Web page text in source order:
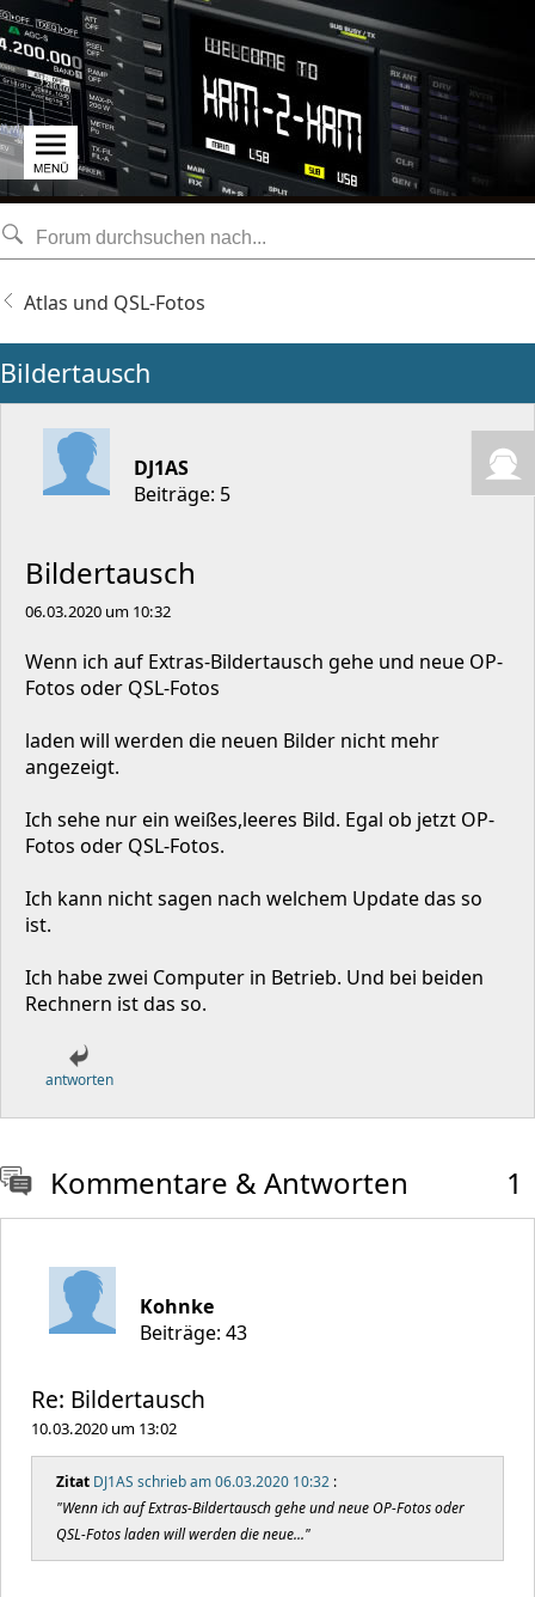
Atlas und QSL-Fotos
Bildertausch
DJ1AS
Beiträge: 5
Bildertausch
06.03.2020 um 10:32
Wenn ich auf Extras-Bildertausch gehe und neue OP-
Fotos oder QSL-Fotos
laden will werden die neuen Bilder nicht mehr
angezeigt.
Ich sehe nur ein weißes,leeres Bild. Egal ob jetzt OP-
Fotos oder QSL-Fotos.
Ich kann nicht sagen nach welchem Update das so
ist.
Ich habe zwei Computer in Betrieb. Und bei beiden
Rechnern ist das so.
antworten
Kommentare & Antworten 1
Kohnke
Beiträge: 43
Re: Bildertausch
10.03.2020 um 13:02
Zitat DJ1AS schrieb am 06.03.2020 10:32 :
"Wenn ich auf Extras-Bildertausch gehe und neue OP-Fotos oder
QSL-Fotos laden will werden die neue..."